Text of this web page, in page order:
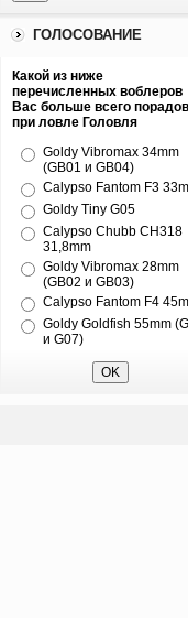
ГОЛОСОВАНИЕ
Какой из ниже
перечисленных воблеров
Вас больше всего
при ловле Головля
Goldy Vibromax 34mm
(GB01 и GB04)
Calypso Fantom F3
Goldy Tiny G05
Calypso Chubb CH318
31,8mm
Goldy Vibromax 28mm
(GB02 и GB03)
Calypso Fantom F4
Goldy Goldfish 55mm
и G07)